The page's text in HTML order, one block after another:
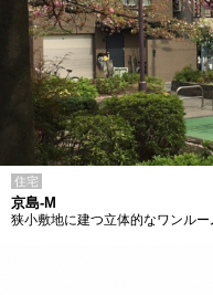
住宅
京島-M
狭小敷地に建つ立体的なワンルー